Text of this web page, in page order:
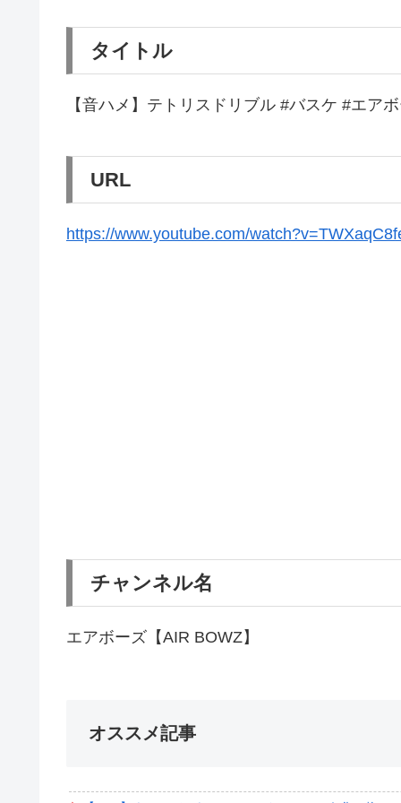
タイトル
【音ハメ】テトリスドリブル #バスケ #エア
URL
https://www.youtube.com/
チャンネル名
エアボーズ【AIR BOWZ】
オススメ記事